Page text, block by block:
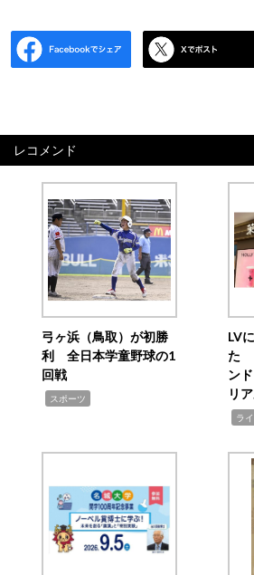
レコメンド
弓ヶ浜（鳥取）が初勝
利 全日本学童野球の1
回戦
スポーツ
LV
た
ン
リ
ラ